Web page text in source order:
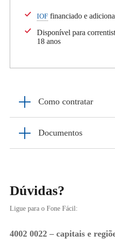
IOF financiado e
Disponível para
18 anos
Como contratar
Documentos
Dúvidas?
Ligue para o Fone Fácil:
4002 0022 – capitais e